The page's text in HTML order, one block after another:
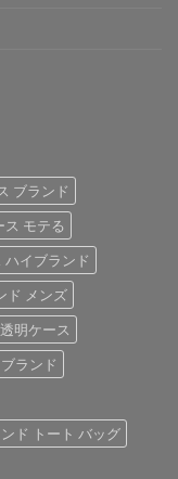
ブランド
ス モテる
ハイブランド
ド メンズ
明ケース
ランド
ド トート バッグ